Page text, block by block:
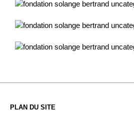
PLAN DU SITE